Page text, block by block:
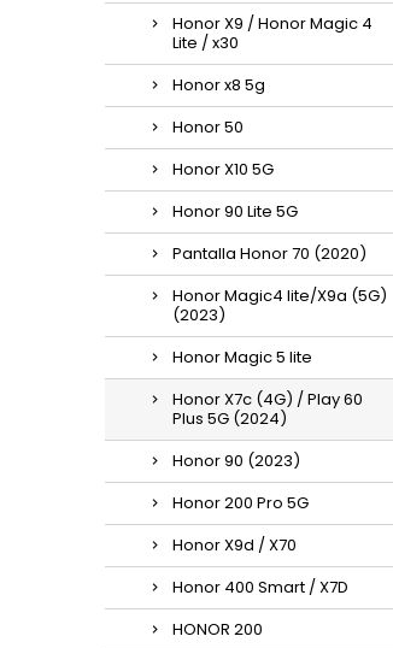
Honor X9 / Honor Magic 4
Lite / x30
Honor x8 5g
Honor 50
Honor X10 5G
Honor 90 Lite 5G
Pantalla Honor 70 (2020)
Honor Magic4 lite/X9a (5G)
(2023)
Honor Magic 5 lite
Honor X7c (4G) / Play 60
Plus 5G (2024)
Honor 90 (2023)
Honor 200 Pro 5G
Honor X9d / X70
Honor 400 Smart / X7D
HONOR 200